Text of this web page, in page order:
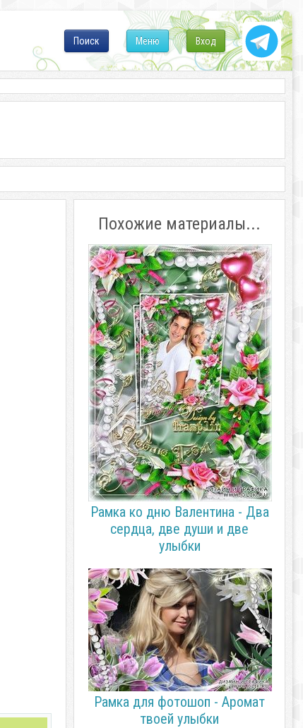
Вход
Меню
Поиск
Похожие материалы...
Рамка ко дню Валентина - Два
сердца, две души и две
улыбки
Рамка для фотошоп - Аромат
твоей улыбки